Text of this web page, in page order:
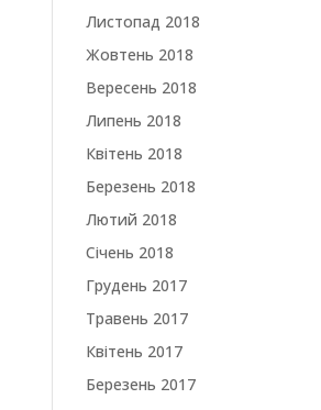
Листопад 2018
Жовтень 2018
Вересень 2018
Липень 2018
Квітень 2018
Березень 2018
Лютий 2018
Січень 2018
Грудень 2017
Травень 2017
Квітень 2017
Березень 2017